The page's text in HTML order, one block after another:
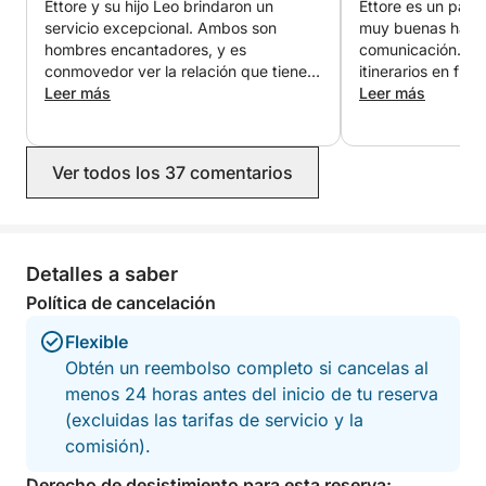
¡Contácteme en Click&Boat para obtener más
información sobre este magnífico barco!
Ettore y su hijo Leo brindaron un
servicio excepcional. Ambos son
hombres encantadores, y es
conmovedor ver la relación que tienen,
como padre que soy. Ettore nos llevó a
cancelado el viaje, pero Ettore no... Así
que pudimos disfrutar de algunas
esperaba. Dormimos dos noches; el
barco es antiguo, pero resiste bien a
las inclemencias del tiempo. No es
lujoso, pero es sin duda cómodo. Leo
fue un gran cocinero y primer oficial,
así que disfrutamos de tres almuerzos
deliciosos. ¡Gracias por un viaje
inolvidable!
Leer más
Ettore es un
muy buenas
comunicación.
itinerarios en
condiciones
Leer más
Ver todos los 37 comentarios
Detalles a saber
Política de cancelación
Flexible
Obtén un reembolso completo si cancelas al
menos 24 horas antes del inicio de tu reserva
(excluidas las tarifas de servicio y la
comisión).